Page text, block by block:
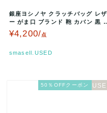
銀座ヨシノヤ クラッチバッグ レザ
ー がま口 ブランド 鞄 カバン 黒
ディース ブラック YOS…
¥4,200/点
smasell.USED
50％OFFクーポン